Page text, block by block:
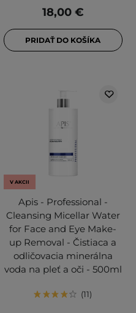
18,00 €
PRIDAŤ DO KOŠÍKA
V AKCII
Apis - Professional -
Cleansing Micellar Water
for Face and Eye Make-
up Removal - Čistiaca a
odličovacia minerálna
voda na pleť a oči - 500ml
11